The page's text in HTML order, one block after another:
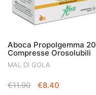
Aboca Propolgemma 20
Compresse Orosolubili
MAL DI GOLA
€11.90
IL
€8.40